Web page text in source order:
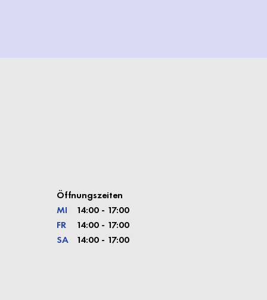
Öffnungszeiten
MI
FR
SA
14:00 - 17:00
14:00 - 17:00
14:00 - 17:00